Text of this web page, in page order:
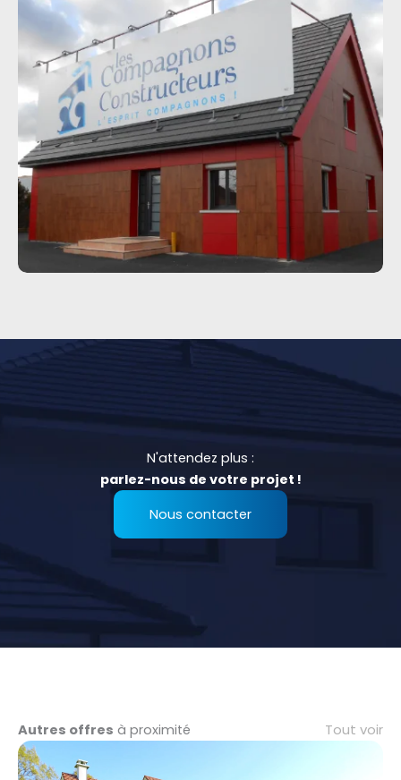
N'attendez plus :
parlez-nous de votre projet !
Nous contacter
Autres offres à proximité Tout voir